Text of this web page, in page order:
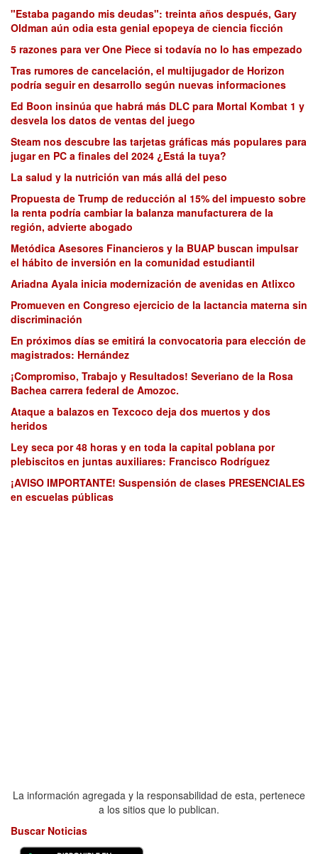
"Estaba pagando mis deudas": treinta años después, Gary
Oldman aún odia esta genial epopeya de ciencia ficción
5 razones para ver One Piece si todavía no lo has empezado
Tras rumores de cancelación, el multijugador de Horizon
podría seguir en desarrollo según nuevas informaciones
Ed Boon insinúa que habrá más DLC para Mortal Kombat 1 y
desvela los datos de ventas del juego
Steam nos descubre las tarjetas gráficas más populares para
jugar en PC a finales del 2024 ¿Está la tuya?
La salud y la nutrición van más allá del peso
Propuesta de Trump de reducción al 15% del impuesto sobre
la renta podría cambiar la balanza manufacturera de la
región, advierte abogado
Metódica Asesores Financieros y la BUAP buscan impulsar
el hábito de inversión en la comunidad estudiantil
Ariadna Ayala inicia modernización de avenidas en Atlixco
Promueven en Congreso ejercicio de la lactancia materna sin
discriminación
En próximos días se emitirá la convocatoria para elección de
magistrados: Hernández
¡Compromiso, Trabajo y Resultados! Severiano de la Rosa
Bachea carrera federal de Amozoc.
Ataque a balazos en Texcoco deja dos muertos y dos
heridos
Ley seca por 48 horas y en toda la capital poblana por
plebiscitos en juntas auxiliares: Francisco Rodríguez
¡AVISO IMPORTANTE! Suspensión de clases PRESENCIALES
en escuelas públicas
La información agregada y la responsabilidad de esta, pertenece
a los sitios que lo publican.
Buscar Noticias